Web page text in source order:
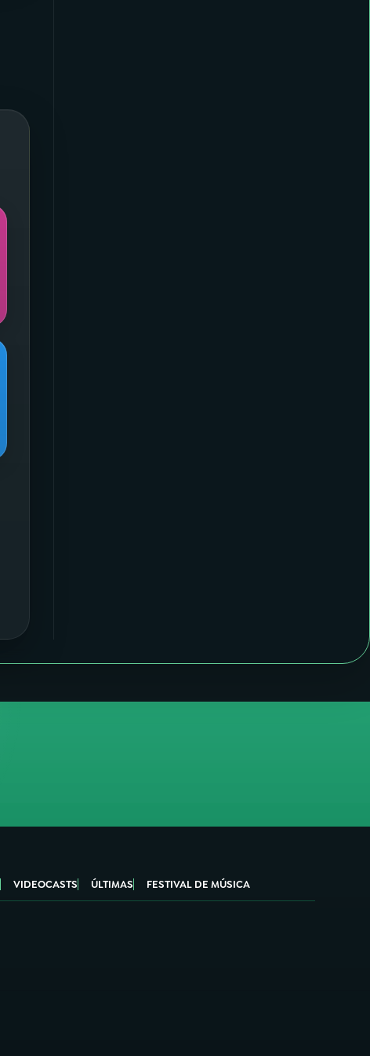
VIDEOCASTS ÚLTIMAS FESTIVAL DE MÚSICA